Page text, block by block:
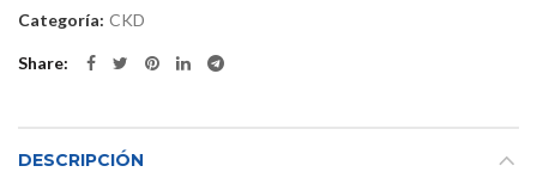
Categoría: CKD
Share
DESCRIPCIÓN